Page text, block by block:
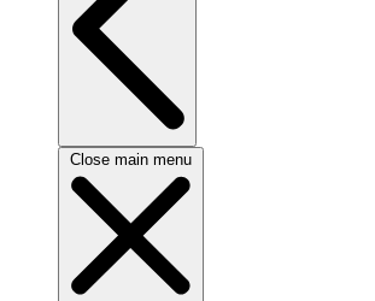
Close main menu